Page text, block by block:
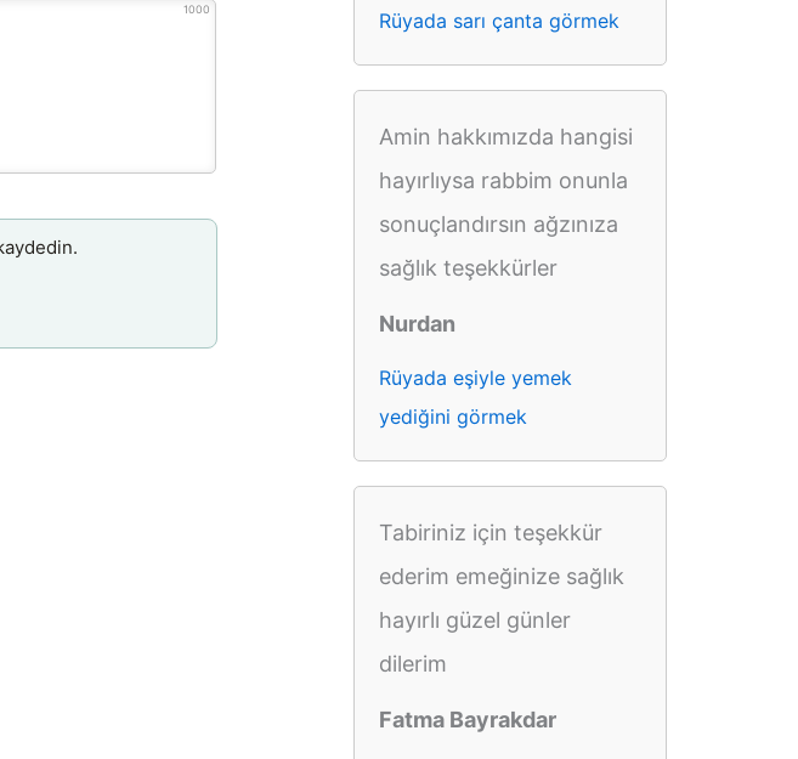
1000 Rüyada sarı çanta görmek
Amin hakkımızda hangisi
hayırlıysa rabbim onunla
sonuçlandırsın ağzınıza
sağlık teşekkürler
Nurdan
Rüyada eşiyle yemek
yediğini görmek
Tabiriniz için teşekkür
ederim emeğinize sağlık
hayırlı güzel günler
dilerim
Fatma Bayrakdar